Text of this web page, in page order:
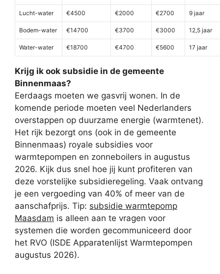
Lucht-water €4500 €2000 €2700 9 jaar
Bodem-water €14700 €3700 €3000 12,5 jaar
Water-water €18700 €4700 €5600 17 jaar
Krijg ik ook subsidie in de gemeente
Binnenmaas?
Eerdaags moeten we gasvrij wonen. In de
komende periode moeten veel Nederlanders
overstappen op duurzame energie (warmtenet).
Het rijk bezorgt ons (ook in de gemeente
Binnenmaas) royale subsidies voor
warmtepompen en zonneboilers in augustus
2026. Kijk dus snel hoe jij kunt profiteren van
deze vorstelijke subsidieregeling. Vaak ontvang
je een vergoeding van 40% of meer van de
aanschafprijs. Tip: subsidie warmtepomp
Maasdam is alleen aan te vragen voor
systemen die worden gecommuniceerd door
het RVO (ISDE Apparatenlijst Warmtepompen
augustus 2026).